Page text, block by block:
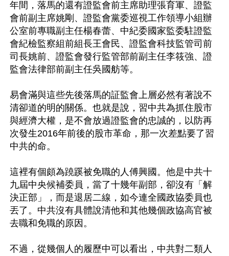
年間，落馬的還有證監會前主席助理張育軍、證監
會前副主席姚剛、證監會黨委巡視工作領導小組辦
公室前專職副主任楊春蕾、中紀委國家監委駐證監
會紀檢監察組前組長王會民、證監會科技監管司前
司長姚前、證監會發行監管部前副主任李筱強、證
監會法律部前副主任吳國舫等。
易會滿與這些先後落馬的証監會上層必然有著說不
清卻道的明的關係。也就是說，習中共為抓住股市
與經濟大權，是不會放過證監會的忠誠的，以防再
次發生2016年前後的股市革命，那一次差點要了習
中共的命。
這裡有個頗為蹺蹊被免職的人傅興國。他是中共十
九屆中央候補委員，當了十幾年副部，卻沒有「解
決正部」，而是退居二線，如今連全國政協委員也
丟了。中共沒有具體說清他和其他幾個政協高官被
去職和免職的原因。
不過，從幾個人的履歷中可以看出，中共對二類人